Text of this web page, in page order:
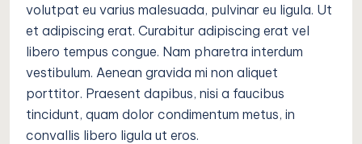
volutpat eu varius malesuada, pulvinar eu ligula. Ut
et adipiscing erat. Curabitur adipiscing erat vel
libero tempus congue. Nam pharetra interdum
vestibulum. Aenean gravida mi non aliquet
porttitor. Praesent dapibus, nisi a faucibus
tincidunt, quam dolor condimentum metus, in
convallis libero ligula ut eros.